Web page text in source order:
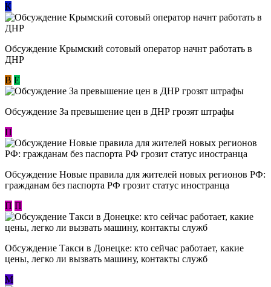
К
Обсуждение Крымский сотовый оператор начнт работать в
ДНР
В E
Обсуждение За превышение цен в ДНР грозят штрафы
П
Обсуждение Новые правила для жителей новых регионов РФ:
гражданам без паспорта РФ грозит статус иностранца
П П
Обсуждение ​Такси в Донецке: кто сейчас работает, какие
цены, легко ли вызвать машину, контакты служб
М